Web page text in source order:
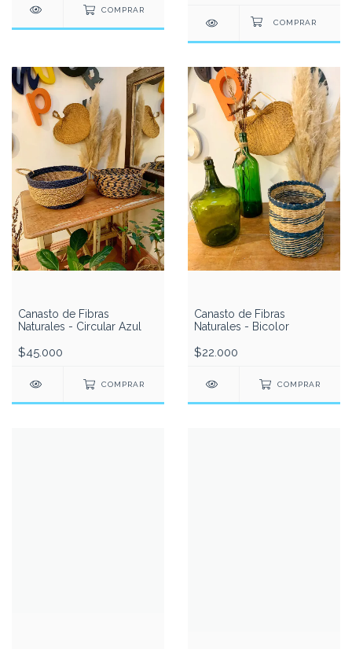
COMPRAR
Canasto de Fibras
Naturales - Circular Azul
$45.000
COMPRAR
Canasto de Fibras
Naturales - Bicolor
$22.000
COMPRAR